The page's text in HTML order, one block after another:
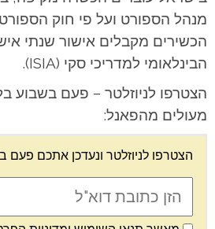
מנהל הספורט ועל פי חוק
הכשירים מקבלים אישור שנתי
הבינלאומי למדריכי סקי (ISIA).
הצטרפו לניוזלטר – פעם בשבוע
מעולים מהפאנל:
הצטרפו לניוזלטר ונעדכן אתכם